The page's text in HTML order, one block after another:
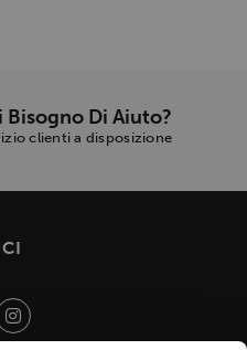
Bisogno Di Aiuto?
clienti a disposizione